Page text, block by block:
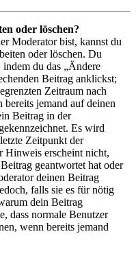
oder löschen?
Moderator bist, kannst du
oder löschen. Du
du das „Ändere
Beitrag anklickst;
Zeitraum nach
jemand auf deinen
Beitrag in der
Es wird
Zeitpunkt der
Hinweis erscheint nicht,
geantwortet hat oder
deinen Beitrag
falls sie es für nötig
dein Beitrag
dass normale Benutzer
wenn bereits jemand